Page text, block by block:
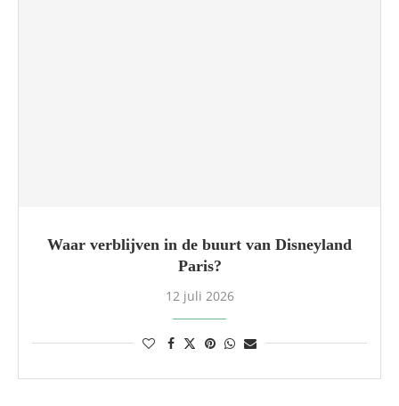
Waar verblijven in de buurt van Disneyland
Paris?
12 juli 2026